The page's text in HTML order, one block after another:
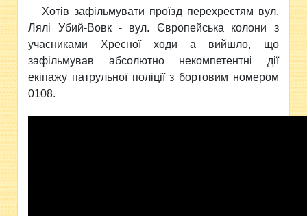
Хотів зафільмувати проїзд перехрестям вул.
Лялі Убий-Вовк - вул. Європейська колони з
учасниками Хресної ходи а вийшло, що
зафільмував абсолютно некомпетентні дії
екіпажу патрульної поліції з бортовим номером
0108.